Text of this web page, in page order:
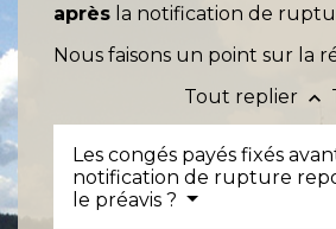
après la notification de
Nous faisons un point sur la
Tout replier keyboard_arrow_up
Les congés payés fixés
notification de rupture
le préavis ?